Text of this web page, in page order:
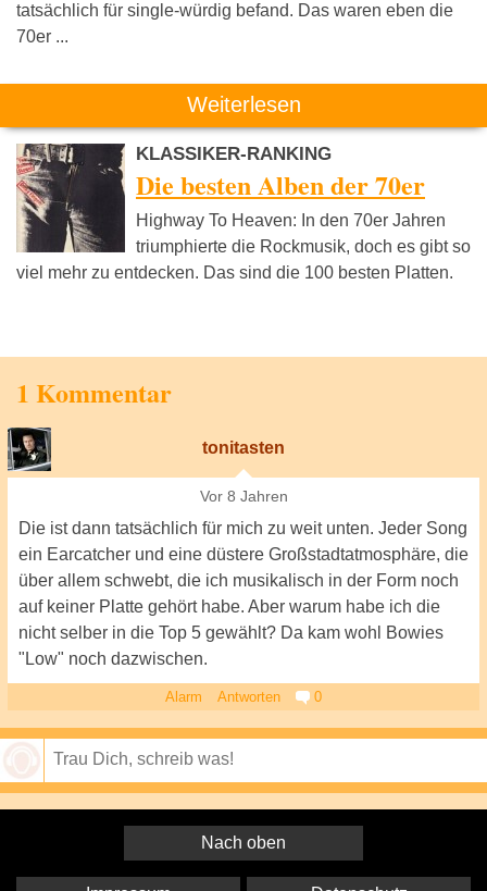
tatsächlich für single-würdig befand. Das waren eben die
70er ...
Weiterlesen
KLASSIKER-RANKING
Die besten Alben der 70er
Highway To Heaven: In den 70er Jahren
triumphierte die Rockmusik, doch es gibt so
viel mehr zu entdecken. Das sind die 100 besten Platten.
1 Kommentar
tonitasten
Vor 8 Jahren
Die ist dann tatsächlich für mich zu weit unten. Jeder Song
ein Earcatcher und eine düstere Großstadtatmosphäre, die
über allem schwebt, die ich musikalisch in der Form noch
auf keiner Platte gehört habe. Aber warum habe ich die
nicht selber in die Top 5 gewählt? Da kam wohl Bowies
"Low" noch dazwischen.
Alarm Antworten 0
Nach oben